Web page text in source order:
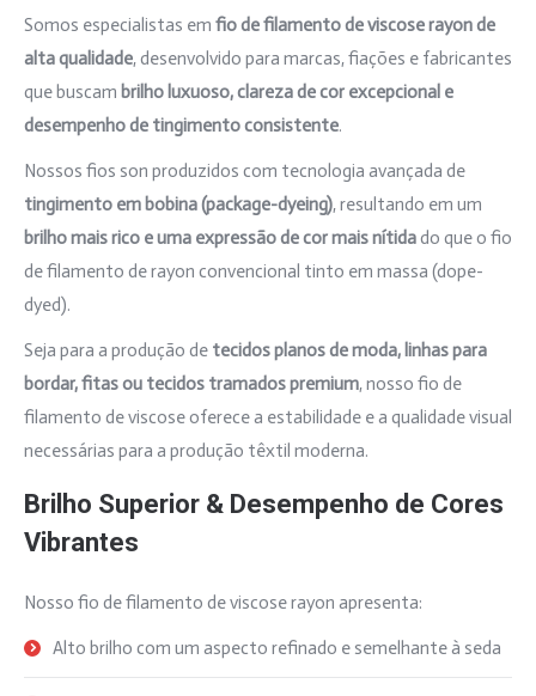
Somos especialistas em fio de filamento de viscose rayon de
alta qualidade, desenvolvido para marcas, fiações e fabricantes
que buscam brilho luxuoso, clareza de cor excepcional e
desempenho de tingimento consistente.
Nossos fios son produzidos com tecnologia avançada de
tingimento em bobina (package-dyeing), resultando em um
brilho mais rico e uma expressão de cor mais nítidado que o fio
de filamento de rayon convencional tinto em massa (dope-
dyed).
Seja para a produção de tecidos planos de moda, linhas para
bordar, fitas ou tecidos tramados premium, nosso fio de
filamento de viscose oferece a estabilidade e a qualidade visual
necessárias para a produção têxtil moderna.
Brilho Superior & Desempenho de Cores
Vibrantes
Nosso fio de filamento de viscose rayon apresenta:
Alto brilho com um aspecto refinado e semelhante à seda